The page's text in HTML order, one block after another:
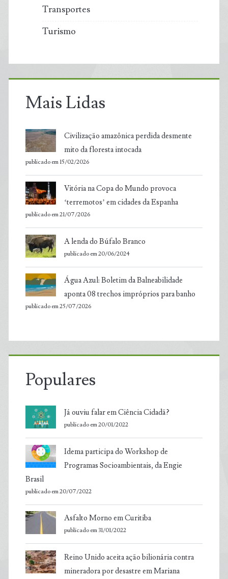
Transportes
Turismo
Mais Lidas
Civilização amazônica perdida desmente
mito da floresta intocada
publicado em 15/02/2026
Vitória na Copa do Mundo provoca
‘terremotos’ em cidades da Espanha
publicado em 21/07/2026
A lenda do Búfalo Branco
publicado em 20/06/2024
Água Azul: Boletim da Balneabilidade
aponta 08 trechos impróprios para banho
publicado em 25/07/2026
Populares
Já ouviu falar em Ciência Cidadã?
publicado em 20/01/2022
Idema participa do Workshop de
Programas Socioambientais, da Engie
Brasil
publicado em 20/07/2022
Asfalto Morno em Curitiba
publicado em 31/01/2022
Reino Unido aceita ação bilionária contra
mineradora por desastre em Mariana